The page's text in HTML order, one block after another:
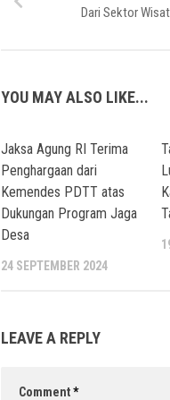
Dari Sektor
YOU MAY ALSO LIKE...
Jaksa Agung RI Terima
Penghargaan dari
Kemendes PDTT atas
Dukungan Program Jaga
Desa
24 SEPTEMBER 2024
LEAVE A REPLY
Comment*